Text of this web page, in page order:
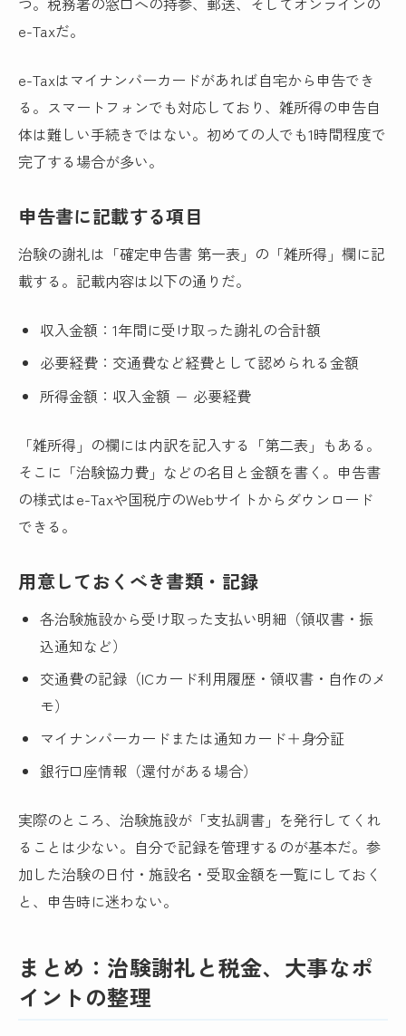
e-Taxだ。
e-Taxはマイナンバーカードがあれば自宅から申告でき
る。スマートフォンでも対応しており、雑所得の申告自
体は難しい手続きではない。初めての人でも1時間程度で
完了する場合が多い。
申告書に記載する項目
治験の謝礼は「確定申告書 第一表」の「雑所得」欄に記
載する。記載内容は以下の通りだ。
収入金額：1年間に受け取った謝礼の合計額
必要経費：交通費など経費として認められる金額
所得金額：収入金額 − 必要経費
「雑所得」の欄には内訳を記入する「第二表」もある。
そこに「治験協力費」などの名目と金額を書く。申告書
の様式はe-Taxや国税庁のWebサイトからダウンロード
できる。
用意しておくべき書類・記録
各治験施設から受け取った支払い明細（領収書・振
込通知など）
交通費の記録（ICカード利用履歴・領収書・自作のメ
モ）
マイナンバーカードまたは通知カード＋身分証
銀行口座情報（還付がある場合）
実際のところ、治験施設が「支払調書」を発行してくれ
ることは少ない。自分で記録を管理するのが基本だ。参
加した治験の日付・施設名・受取金額を一覧にしておく
と、申告時に迷わない。
まとめ：治験謝礼と税金、大事なポ
イントの整理